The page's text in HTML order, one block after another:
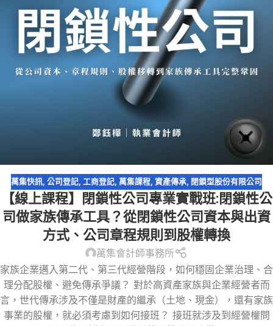
萬集快訊, 公司登記, 工商登記, 萬集課程, 資產傳承, 閉鎖型股份有限公司
【線上課程】閉鎖性公司專業實戰班:閉鎖性公
司做家族傳承工具？從閉鎖性公司資本與出資
方式、公司章程規則到股權轉換
萬集會計師事務所
家族企業邁入第二代、第三代經營階段，如何穩固企業治理、合
理分配股權、避免傳承爭議？ 對於高資產家族與企業經營者而
言，世代傳承涉及不僅是財產的繼承（土地、現金），還有家族
事業的股權，就必須考慮到如何接班？ 接班就涉及到經營權問